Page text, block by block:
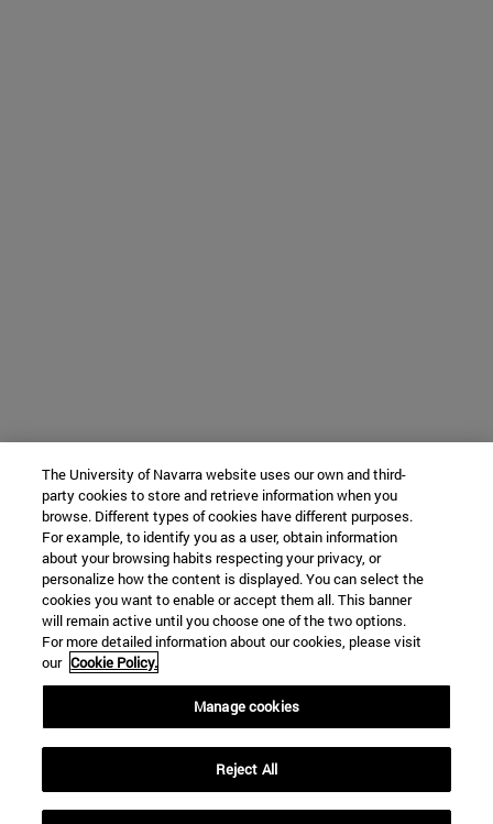
The University of Navarra website uses our own and third-
party cookies to store and retrieve information when you
browse. Different types of cookies have different purposes.
For example, to identify you as a user, obtain information
about your browsing habits respecting your privacy, or
personalize how the content is displayed. You can select the
cookies you want to enable or accept them all. This banner
will remain active until you choose one of the two options.
For more detailed information about our cookies, please visit
our Cookie Policy.
Manage cookies
Reject All